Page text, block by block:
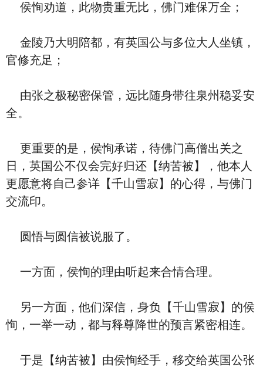
侯恂劝道，此物贵重无比，佛门难保万全；
金陵乃大明陪都，有英国公与多位大人坐镇，
官修充足；
由张之极秘密保管，远比随身带往泉州稳妥安
全。
更重要的是，侯恂承诺，待佛门高僧出关之
日，英国公不仅会完好归还【纳苦被】，他本人
更愿意将自己参详【千山雪寂】的心得，与佛门
交流印。
圆悟与圆信被说服了。
一方面，侯恂的理由听起来合情合理。
另一方面，他们深信，身负【千山雪寂】的侯
恂，一举一动，都与释尊降世的预言紧密相连。
于是【纳苦被】由侯恂经手，移交给英国公张